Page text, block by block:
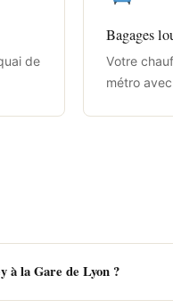
de
Bagages
Votre
métro
à la Gare de Lyon ?